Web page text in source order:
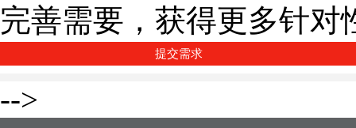
完善需要，获得更多针
-->